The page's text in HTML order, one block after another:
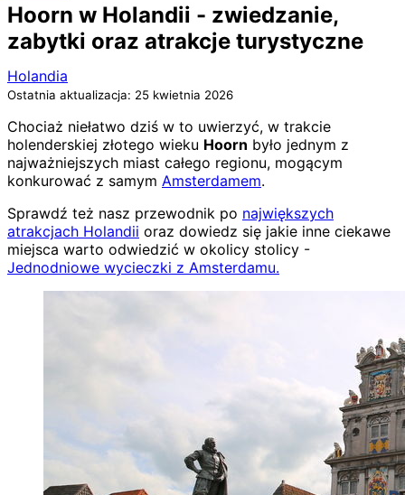
Hoorn w Holandii - zwiedzanie,
zabytki oraz atrakcje turystyczne
Holandia
Ostatnia aktualizacja: 25 kwietnia 2026
Chociaż niełatwo dziś w to uwierzyć, w trakcie
holenderskiej złotego wieku Hoorn było jednym z
najważniejszych miast całego regionu, mogącym
konkurować z samym Amsterdamem.
Sprawdź też nasz przewodnik po największych
atrakcjach Holandii oraz dowiedz się jakie inne ciekawe
miejsca warto odwiedzić w okolicy stolicy -
Jednodniowe wycieczki z Amsterdamu.